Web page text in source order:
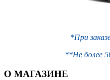
*При
**Не более
О МАГАЗИНЕ